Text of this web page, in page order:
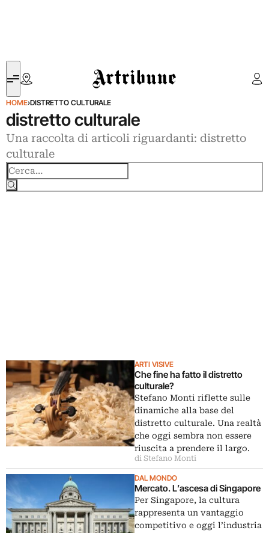
Artribune
HOME›DISTRETTO CULTURALE
distretto culturale
Una raccolta di articoli riguardanti: distretto
culturale
ARTI VISIVE
Che fine ha fatto il distretto
culturale?
Stefano Monti riflette sulle
dinamiche alla base del
distretto culturale. Una realtà
che oggi sembra non essere
riuscita a prendere il largo.
di Stefano Monti
DAL MONDO
Mercato. L’ascesa di Singapore
Per Singapore, la cultura
rappresenta un vantaggio
competitivo e oggi l’industria